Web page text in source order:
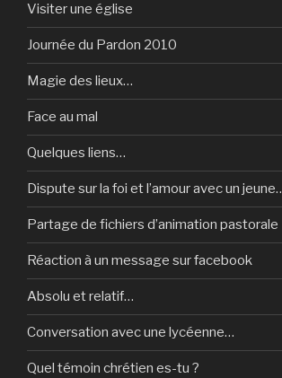
Visiter une église
Journée du Pardon 2010
Magie des lieux…
Face au mal
Quelques liens…
Dispute sur la foi et l’amour avec un
Partage de fichiers d’animation pastorale
Réaction à un message sur facebook
Absolu et relatif…
Conversation avec une lycéenne…
Quel témoin chrétien es-tu ?